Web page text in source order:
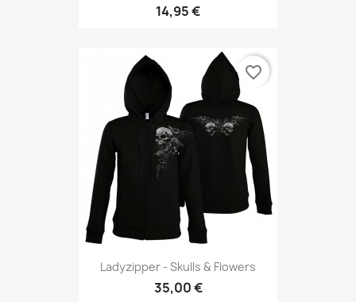
14,95 €
Ladyzipper - Skulls & Flowers
35,00 €
favorite_border